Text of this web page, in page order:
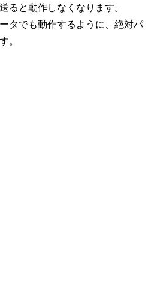
ると動作しなくなります。
タでも動作するように、絶対パ
。